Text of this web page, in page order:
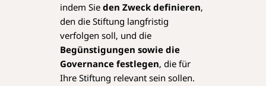
indem Sie den Zweck definieren,
den die Stiftung langfristig
verfolgen soll, und die
Begünstigungen sowie die
Governance festlegen, die für
Ihre Stiftung relevant sein sollen.